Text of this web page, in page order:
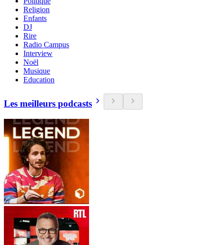
Religion
Enfants
DJ
Rire
Radio Campus
Interview
Noël
Musique
Education
Les meilleurs podcasts